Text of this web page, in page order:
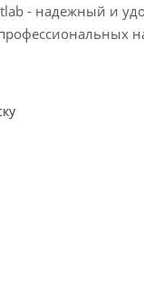
- надежный и